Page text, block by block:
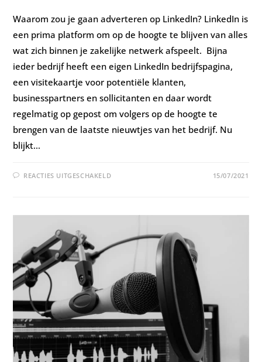
Waarom zou je gaan adverteren op LinkedIn? LinkedIn is
een prima platform om op de hoogte te blijven van alles
wat zich binnen je zakelijke netwerk afspeelt. Bijna
ieder bedrijf heeft een eigen LinkedIn bedrijfspagina,
een visitekaartje voor potentiële klanten,
businesspartners en sollicitanten en daar wordt
regelmatig op gepost om volgers op de hoogte te
brengen van de laatste nieuwtjes van het bedrijf. Nu
blijkt…
REACTIES UITGESCHAKELD 15/07/2021